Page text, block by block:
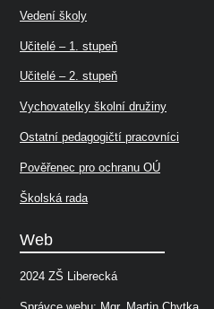
Vedení školy
Učitelé – 1. stupeň
Učitelé – 2. stupeň
Vychovatelky školní družiny
Ostatní pedagogičtí pracovníci
Pověřenec pro ochranu OÚ
Školská rada
Web
2024 ZŠ Liberecká